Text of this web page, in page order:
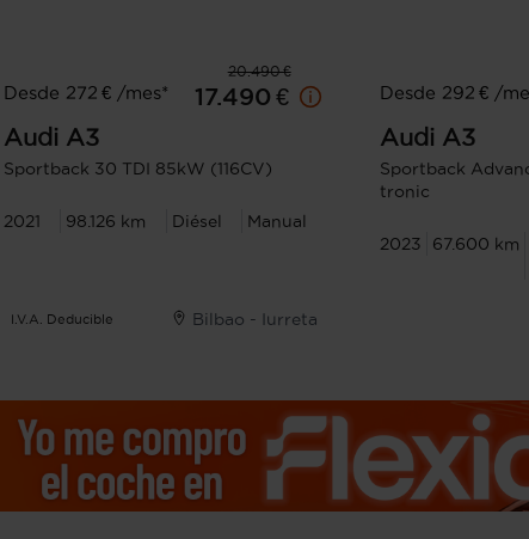
20.490 €
Desde 272 € /mes*
17.490 €
Audi A3
Sportback 30 TDI 85kW (116CV)
2021 98.126 km Diésel Manual
I.V.A. Deducible Bilbao - Iurreta
Desde 292 € /
Audi A3
Sportback
tronic
2023 67.600 km